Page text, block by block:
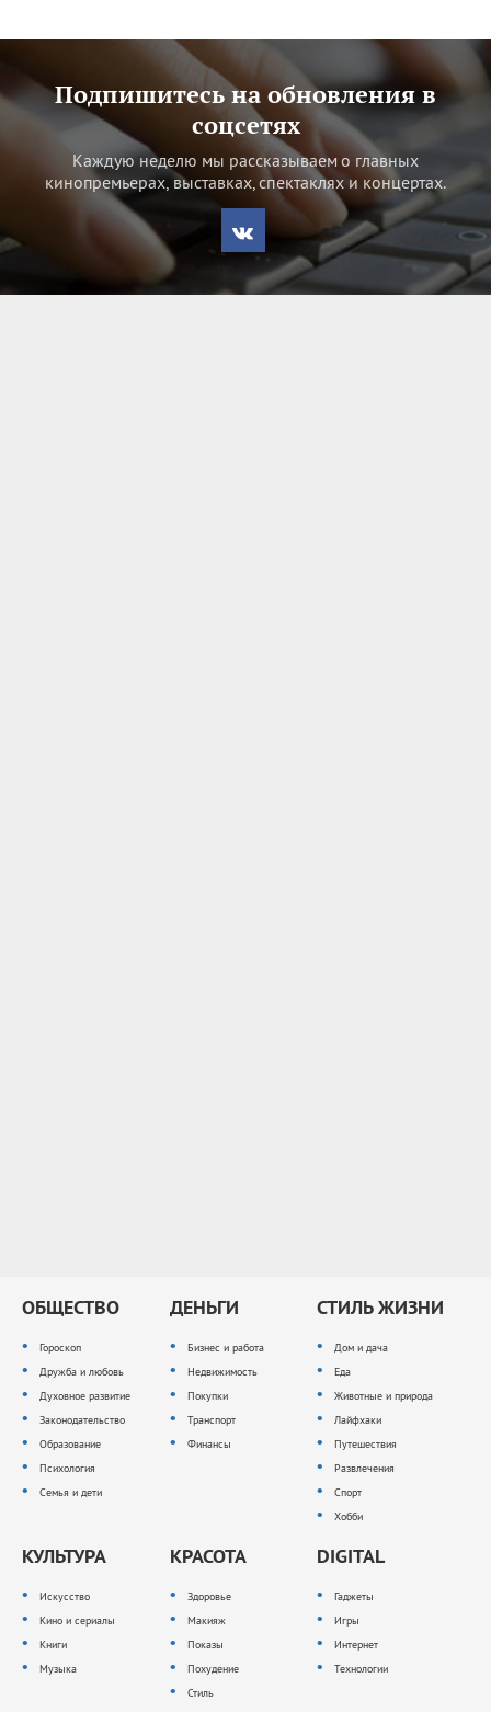
Подпишитесь на обновления в
соцсетях
Каждую неделю мы рассказываем о главных
кинопремьерах, выставках, спектаклях и концертах.
ОБЩЕСТВО
Гороскоп
Дружба и любовь
Духовное развитие
Законодательство
Образование
Психология
Семья и дети
ДЕНЬГИ
Бизнес и работа
Недвижимость
Покупки
Транспорт
Финансы
СТИЛЬ ЖИЗНИ
Дом и дача
Еда
Животные и природа
Лайфхаки
Путешествия
Развлечения
Спорт
Хобби
КУЛЬТУРА
Искусство
Кино и сериалы
Книги
Музыка
КРАСОТА
Здоровье
Макияж
Показы
Похудение
Стиль
DIGITAL
Гаджеты
Игры
Интернет
Технологии